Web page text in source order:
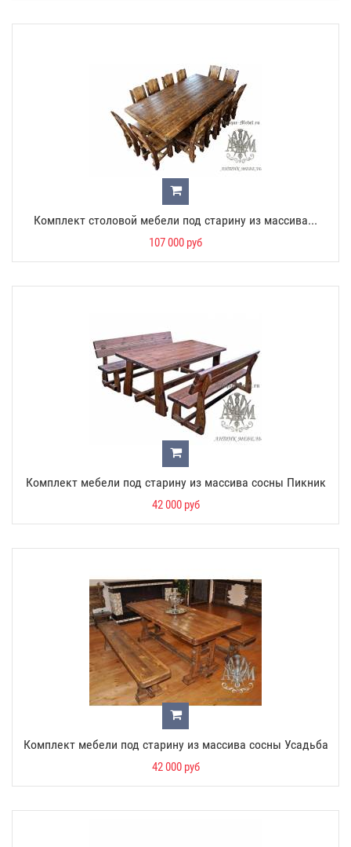
Комплект столовой мебели под старину из массива...
107 000 руб
Комплект мебели под старину из массива сосны Пикник
42 000 руб
Комплект мебели под старину из массива сосны Усадьба
42 000 руб